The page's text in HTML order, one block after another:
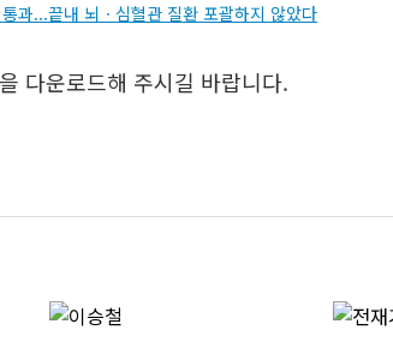
과...끝내 뇌ㆍ심혈관 질환 포괄하지 않았다
다운로드해 주시길 바랍니다.